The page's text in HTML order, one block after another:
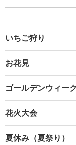
いちご狩り
お花見
ゴールデンウィーク
花火大会
夏休み（夏祭り）